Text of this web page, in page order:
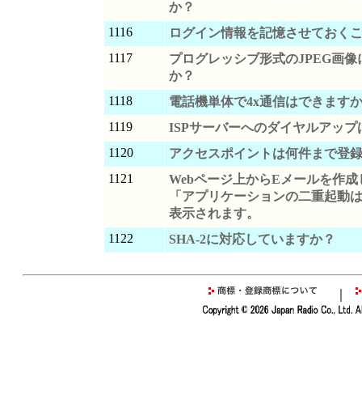
か？
1116
ログイン情報を記憶させておく
1117
プログレッシブ形式のJPEG画
か？
1118
電話機単体で4x通信はできます
1119
ISPサーバーへのダイヤルアップ
1120
アクセスポイントは何件まで登
1121
Webページ上からEメールを作
「アプリケーションの二重起動
表示されます。
1122
SHA-2に対応していますか？